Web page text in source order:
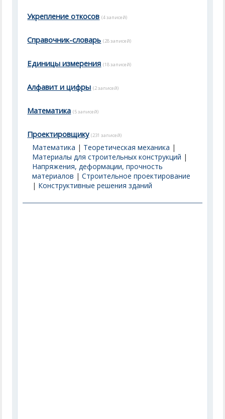
Укрепление откосов (4 записей)
Справочник-словарь (28 записей)
Единицы измерения (18 записей)
Алфавит и цифры (2 записей)
Математика (5 записей)
Проектировщику (231 записей)
Математика | Теоретическая механика |
Материалы для строительных конструкций |
Напряжения, деформации, прочность
материалов |Строительное проектирование
| Конструктивные решения зданий